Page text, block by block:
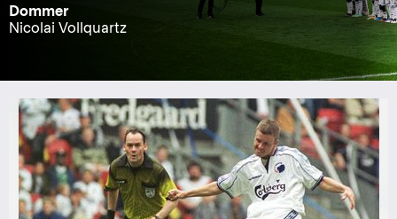
Dommer
Nicolai Vollquartz